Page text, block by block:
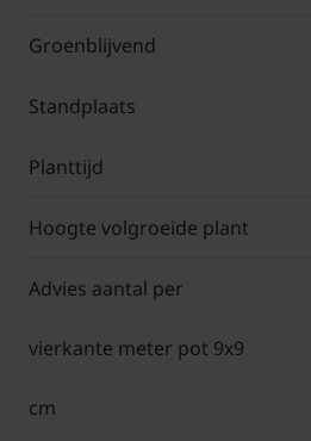
Groenblijvend
Standplaats
Planttijd
Hoogte volgroeide plant
Advies aantal per
vierkante meter pot 9x9
cm